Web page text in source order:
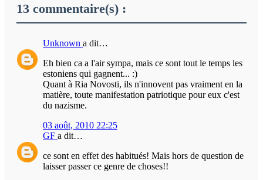
13 commentaire(s) :
Unknown a dit…
Eh bien ca a l'air sympa, mais ce sont tout le temps les
estoniens qui gagnent... :)
Quant à Ria Novosti, ils n'innovent pas vraiment en la
matière, toute manifestation patriotique pour eux c'est
du nazisme.
03 août, 2010 22:25
GF a dit…
ce sont en effet des habitués! Mais hors de question de
laisser passer ce genre de choses!!